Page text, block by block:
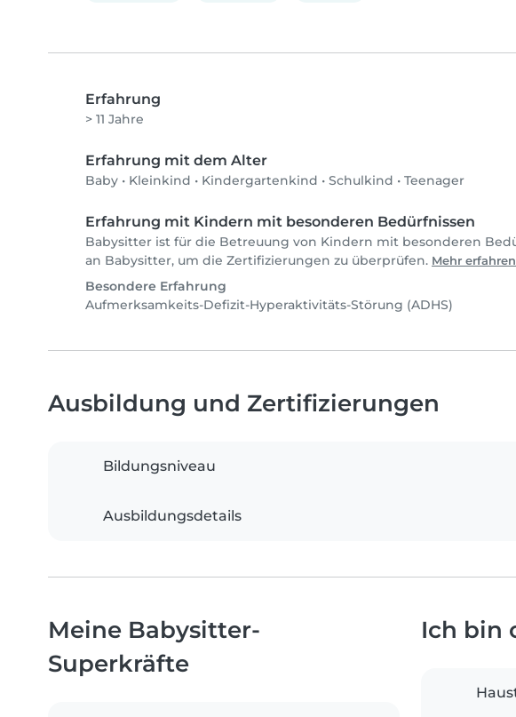
Erfahrung
> 11 Jahre
Erfahrung mit dem Alter
Baby • Kleinkind • Kindergartenkind • Schulkind • Teenager
Erfahrung mit Kindern mit besonderen Bedürfnissen
Babysitter ist für die Betreuung von Kindern mit besonderen
an Babysitter, um die Zertifizierungen zu überprüfen. Mehr erfahren
Besondere Erfahrung
Aufmerksamkeits-Defizit-Hyperaktivitäts-Störung (ADHS)
Ausbildung und Zertifizierungen
Bildungsniveau
Ausbildungsdetails
Meine Babysitter-
Superkräfte
Ich bin